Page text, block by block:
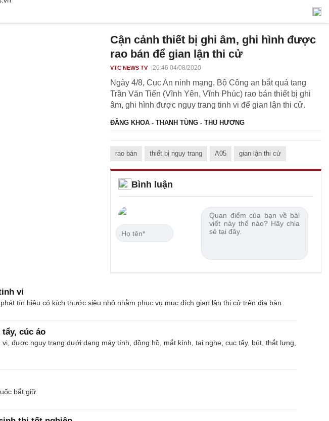
Cận cảnh thiết bị ghi âm, ghi hình được
rao bán để gian lận thi cử
VTC NEWS TV 20:46 04/08/2020
Ngày 4/8, Cục An ninh mạng, Bộ Công an bắt quả tang
Trần Văn Tiến (Vĩnh Yên, Vĩnh Phúc) rao bán thiết bị ghi
âm, ghi hình được ngụy trang tinh vi để gian lận thi cử.
ĐĂNG KHOA - THANH TÙNG - THU HƯƠNG
rao bán thiết bị ngụy trang A05 gian lận thi cử
Bình luận
vi
tín hiệu có kích thước siêu nhỏ nhằm phục vụ mục đích gian lận thi cử trên địa bàn.
cúc áo
được ngụy trang dưới dạng máy tính, đồng hồ, mắt kính, tai nghe, cục tẩy, bút, thắt lưng,
bắt giữ.